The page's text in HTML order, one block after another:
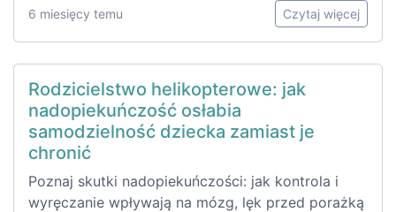
6 miesięcy temu Czytaj więcej
Rodzicielstwo helikopterowe: jak
nadopiekuńczość osłabia
samodzielność dziecka zamiast je
chronić
Poznaj skutki nadopiekuńczości: jak kontrola i
wyręczanie wpływają na mózg, lęk przed porażką